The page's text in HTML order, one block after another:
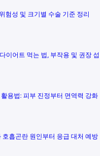
험성 및 크기별 수술 기준 정리
이어트 먹는 법, 부작용 및 권장 섭
용법: 피부 진정부터 면역력 강화
흡곤란 원인부터 응급 대처 예방